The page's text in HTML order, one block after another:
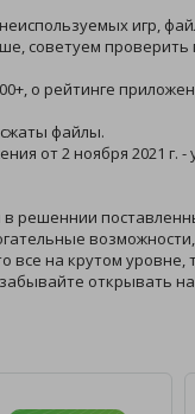
игр,
советуем
о рейтинге
файлы.
от 2 ноября 2021 г.
решеннии
все на крутом
открывать